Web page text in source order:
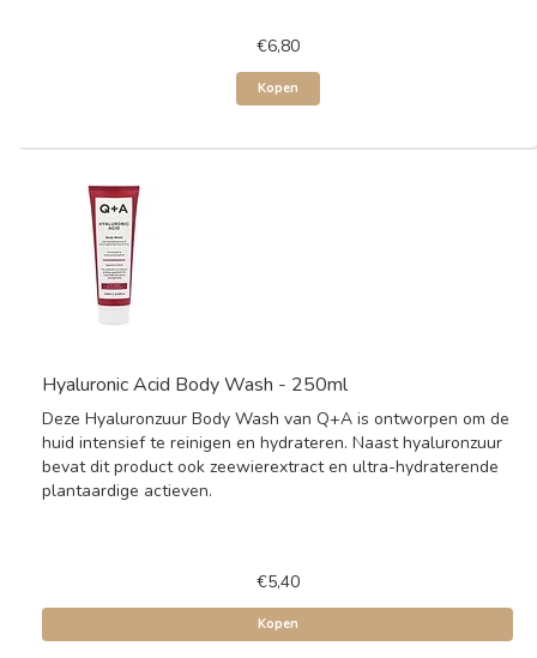
€6,80
Kopen
Hyaluronic Acid Body Wash - 250ml
Deze Hyaluronzuur Body Wash van Q+A is ontworpen om de
huid intensief te reinigen en hydrateren. Naast hyaluronzuur
bevat dit product ook zeewierextract en ultra-hydraterende
plantaardige actieven.
€5,40
Kopen